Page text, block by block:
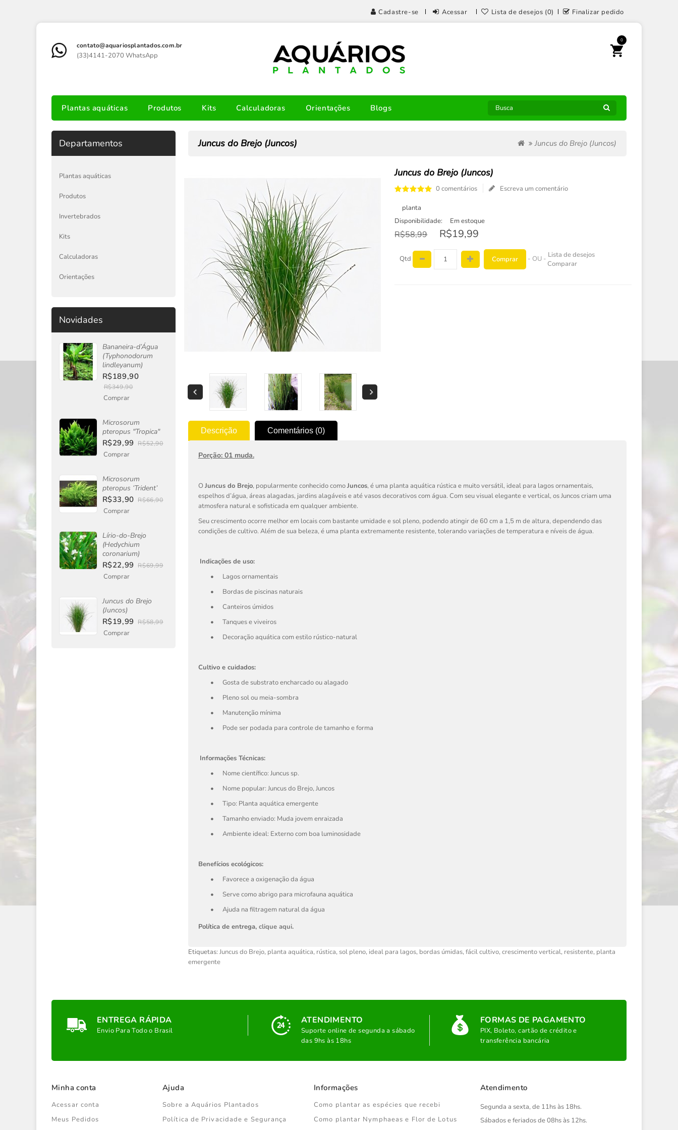
Cadastre-se Acessar Lista de desejos (0) Finalizar pedido
contato@aquariosplantados.com.br
(33)4141-2070 WhatsApp
0
Plantas aquáticas Produtos Kits Calculadoras Orientações Blogs
Departamentos
Plantas aquáticas
Produtos
Invertebrados
Kits
Calculadoras
Orientações
Novidades
Bananeira-d’Água
(Typhonodorum
lindleyanum)
R$189,90
R$349,90
Comprar
Microsorum
pteropus "Tropica"
R$29,99 R$52,90
Comprar
Microsorum
pteropus ‘Trident’
R$33,90 R$66,90
Comprar
Lírio-do-Brejo
(Hedychium
coronarium)
R$22,99 R$69,99
Comprar
Juncus do Brejo
(Juncos)
R$19,99 R$58,99
Comprar
Juncus do Brejo (Juncos) Juncus do Brejo (Juncos)
Juncus do Brejo (Juncos)
0 comentários Escreva um comentário
planta
Disponibilidade:
Em estoque
R$58,99 R$19,99
Qtd Comprar - OU - Lista de desejos
Comparar
Descrição Comentários (0)
Porção: 01 muda.
O Juncus do Brejo, popularmente conhecido comoJuncos, é uma planta aquática rústica e muito versátil, ideal para lagos ornamentais,
espelhos d’água, áreas alagadas, jardins alagáveis e até vasos decorativos com água. Com seu visual elegante e vertical, os Juncos criam uma
atmosfera natural e sofisticada em qualquer ambiente.
Seu crescimento ocorre melhor em locais com bastante umidade e sol pleno, podendo atingir de 60 cm a 1,5 m de altura, dependendo das
condições de cultivo. Além de sua beleza, é uma planta extremamente resistente, tolerando variações de temperatura e níveis de água.
Indicações de uso:
•
Lagos ornamentais
•
Bordas de piscinas naturais
•
Canteiros úmidos
•
Tanques e viveiros
•
Decoração aquática com estilo rústico-natural
Cultivo e cuidados:
•
Gosta de substrato encharcado ou alagado
•
Pleno sol ou meia-sombra
•
Manutenção mínima
•
Pode ser podada para controle de tamanho e forma
Informações Técnicas:
•
Nome científico: Juncus sp.
•
Nome popular: Juncus do Brejo, Juncos
•
Tipo: Planta aquática emergente
•
Tamanho enviado: Muda jovem enraizada
•
Ambiente ideal: Externo com boa luminosidade
Benefícios ecológicos:
•
Favorece a oxigenação da água
•
Serve como abrigo para microfauna aquática
•
Ajuda na filtragem natural da água
Política de entrega, clique aqui.
Etiquetas: Juncus do Brejo, planta aquática, rústica, sol pleno, ideal para lagos, bordas úmidas, fácil cultivo, crescimento vertical, resistente, planta
emergente
ENTREGA RÁPIDA
Envio Para Todo o Brasil
ATENDIMENTO
Suporte online de segunda a sábado
das 9hs às 18hs
FORMAS DE PAGAMENTO
PIX, Boleto, cartão de crédito e
transferência bancária
Minha conta
Acessar conta
Meus Pedidos
Ajuda
Sobre a Aquários Plantados
Política de Privacidade e Segurança
Informações
Como plantar as espécies que recebi
Como plantar Nymphaeas e Flor de Lotus
Atendimento
Segunda a sexta, de 11hs às 18hs.
Sábados e feriados de 08hs às 12hs.